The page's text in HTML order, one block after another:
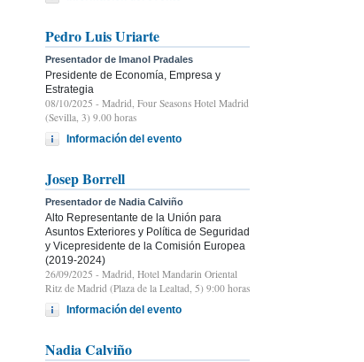
Pedro Luis Uriarte
Presentador de Imanol Pradales
Presidente de Economía, Empresa y
Estrategia
08/10/2025 - Madrid, Four Seasons Hotel Madrid
(Sevilla, 3) 9.00 horas
Información del evento
Josep Borrell
Presentador de Nadia Calviño
Alto Representante de la Unión para
Asuntos Exteriores y Política de Seguridad
y Vicepresidente de la Comisión Europea
(2019-2024)
26/09/2025 - Madrid, Hotel Mandarin Oriental
Ritz de Madrid (Plaza de la Lealtad, 5) 9:00 horas
Información del evento
Nadia Calviño